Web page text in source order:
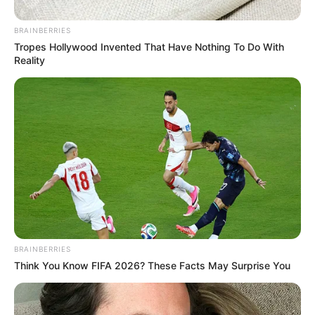
presentó un supuesto certificado falso para respaldar
dicha afirmación”, fue lo señalado por la Procuraduría. El
Ministerio Público tipificó estos hechos como una falta
disciplinaria gravísima cometida con dolo.
BRAINBERRIES
Tropes Hollywood Invented That Have Nothing To Do With
Reality
BRAINBERRIES
Think You Know FIFA 2026? These Facts May Surprise You